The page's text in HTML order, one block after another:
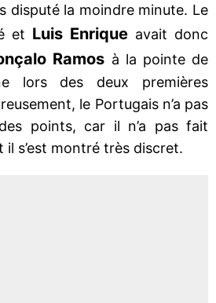
disputé la moindre minute. Le
et Luis Enrique avait donc
Ramos à la pointe de
lors des deux premières
le Portugais n’a pas
points, car il n’a pas fait
s’est montré très discret.